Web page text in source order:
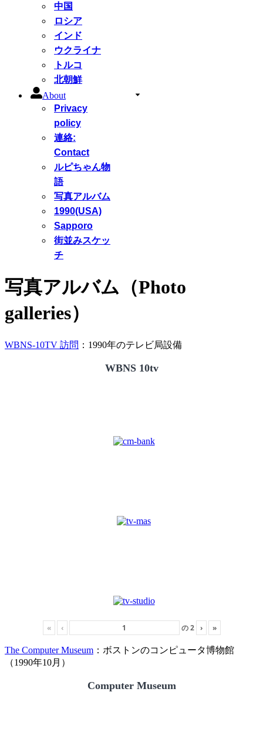
中国
ロシア
インド
ウクライナ
トルコ
北朝鮮
About
Privacy
policy
連絡:
Contact
ルピちゃん物
語
写真アルバム
1990(USA)
Sapporo
街並みスケッ
チ
写真アルバム（Photo
galleries）
WBNS-10TV 訪問 ：1990年のテレビ局設備
WBNS 10tv
« ‹ の2 › »
The Computer Museum ：ボストンのコンピュータ博物館
（1990年10月）
Computer Museum